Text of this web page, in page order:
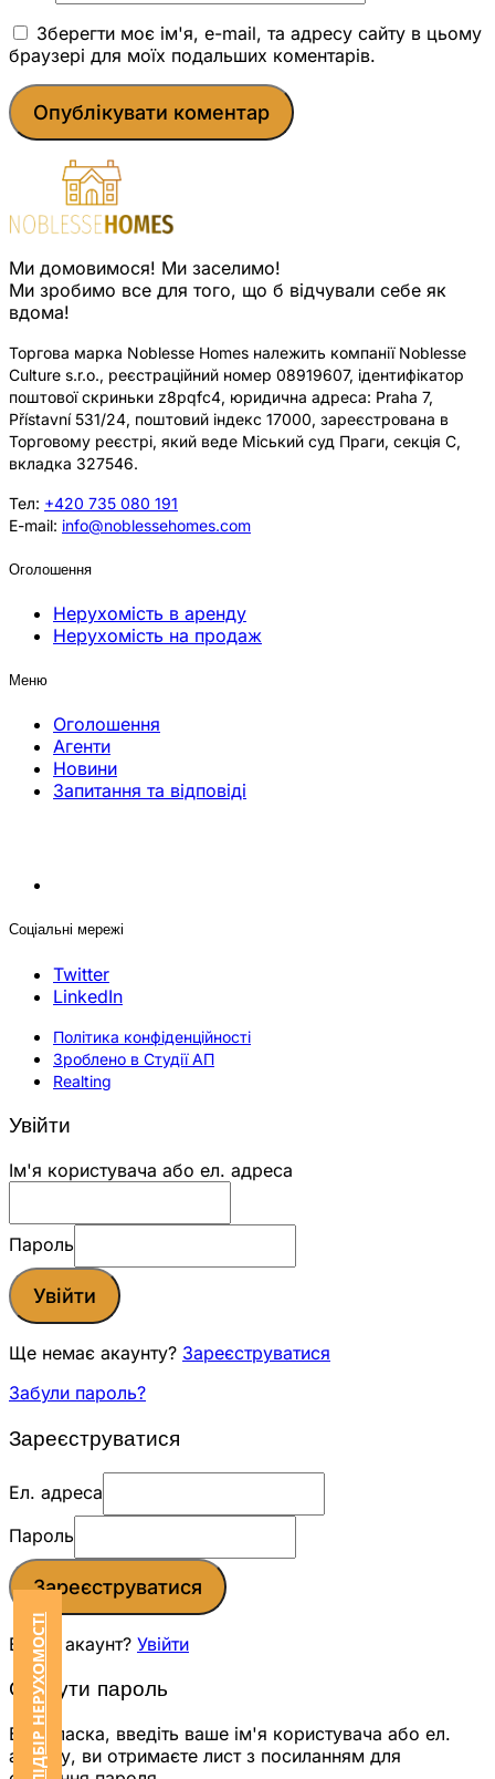
Зберегти моє ім'я, e-mail, та адресу сайту в цьому
браузері для моїх подальших коментарів.
Ми домовимося! Ми заселимо!
Ми зробимо все для того, що б відчували себе як
вдома!
Торгова марка Noblesse Homes належить компанії Noblesse
Culture s.r.o., реєстраційний номер 08919607, ідентифікатор
поштової скриньки z8pqfc4, юридична адреса: Praha 7,
Přístavní 531/24, поштовий індекс 17000, зареєстрована в
Торговому реєстрі, який веде Міський суд Праги, секція C,
вкладка 327546.
Тел: +420 735 080 191
E-mail: info@noblessehomes.com
Оголошення
Нерухомість в аренду
Нерухомість на продаж
Меню
Оголошення
Агенти
Новини
Запитання та відповіді
Соціальні мережі
Twitter
LinkedIn
Політика конфіденційності
Зроблено в Студії АП
Realting
Увійти
Ім'я користувача або ел. адреса
Пароль
Увійти
Ще немає акаунту? Зареєструватися
Забули пароль?
Зареєструватися
Ел. адреса
Пароль
Зареєструватися
Вже є акаунт? Увійти
Скинути пароль
Будь ласка, введіть ваше ім'я користувача або ел.
адресу, ви отримаєте лист з посиланням для